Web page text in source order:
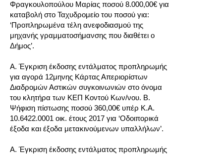
Φραγκουλοπούλου Μαρίας ποσού 8.000,00€ για
καταβολή στο Ταχυδρομείο του ποσού για:
‘Προπληρωμένα τέλη ανεφοδιασμού της
μηχανής γραμματοσήμανσης που διαθέτει ο
Δήμος’.
Α. Έγκριση έκδοσης εντάλματος προπληρωμής
για αγορά 12μηνης Κάρτας Απεριορίστων
Διαδρομών Αστικών συγκοινωνιών στο όνομα
του κλητήρα των ΚΕΠ Κοντού Κων/νου. Β.
Ψήφιση πίστωσης ποσού 360,00€ υπέρ Κ.Α.
10.6422.0001 οικ. έτους 2017 για ‘Οδοιπορικά
έξοδα και έξοδα μετακινούμενων υπαλλήλων’.
Α. Έγκριση έκδοσης εντάλματος προπληρωμής